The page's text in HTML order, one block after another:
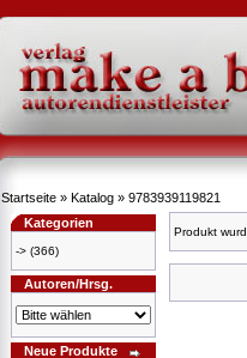
Startseite » Katalog » 9783939119821
Kategorien
-> (366)
Autoren/Hrsg.
Neue Produkte
Produkt